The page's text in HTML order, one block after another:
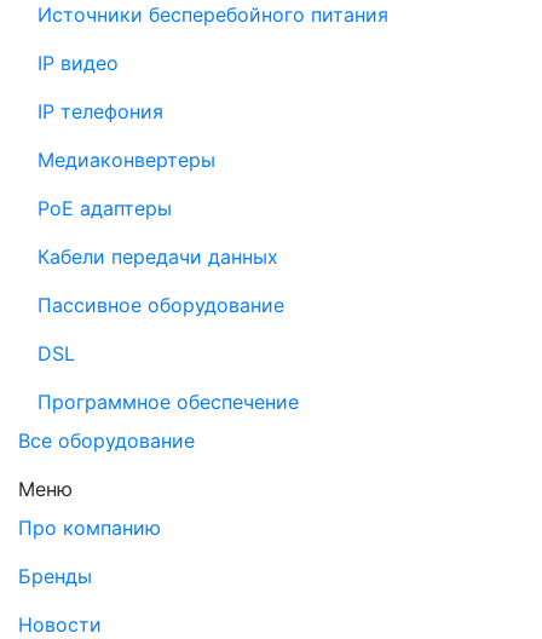
Источники бесперебойного питания
IP видео
IP телефония
Медиаконвертеры
PoE адаптеры
Кабели передачи данных
Пассивное оборудование
DSL
Программное обеспечение
Все оборудование
Меню
Про компанию
Бренды
Новости